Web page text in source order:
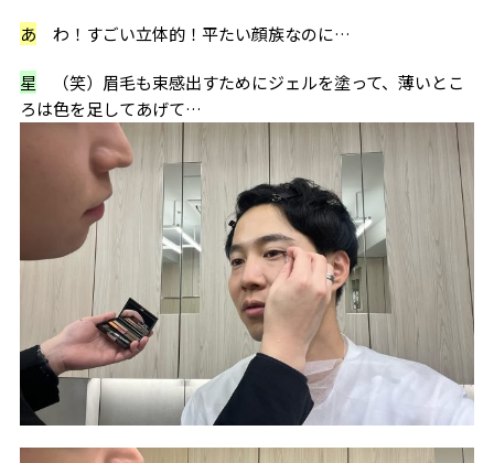
あ わ！すごい立体的！平たい顔族なのに…
星 （笑）眉毛も束感出すためにジェルを塗って、薄いとこ
ろは色を足してあげて…